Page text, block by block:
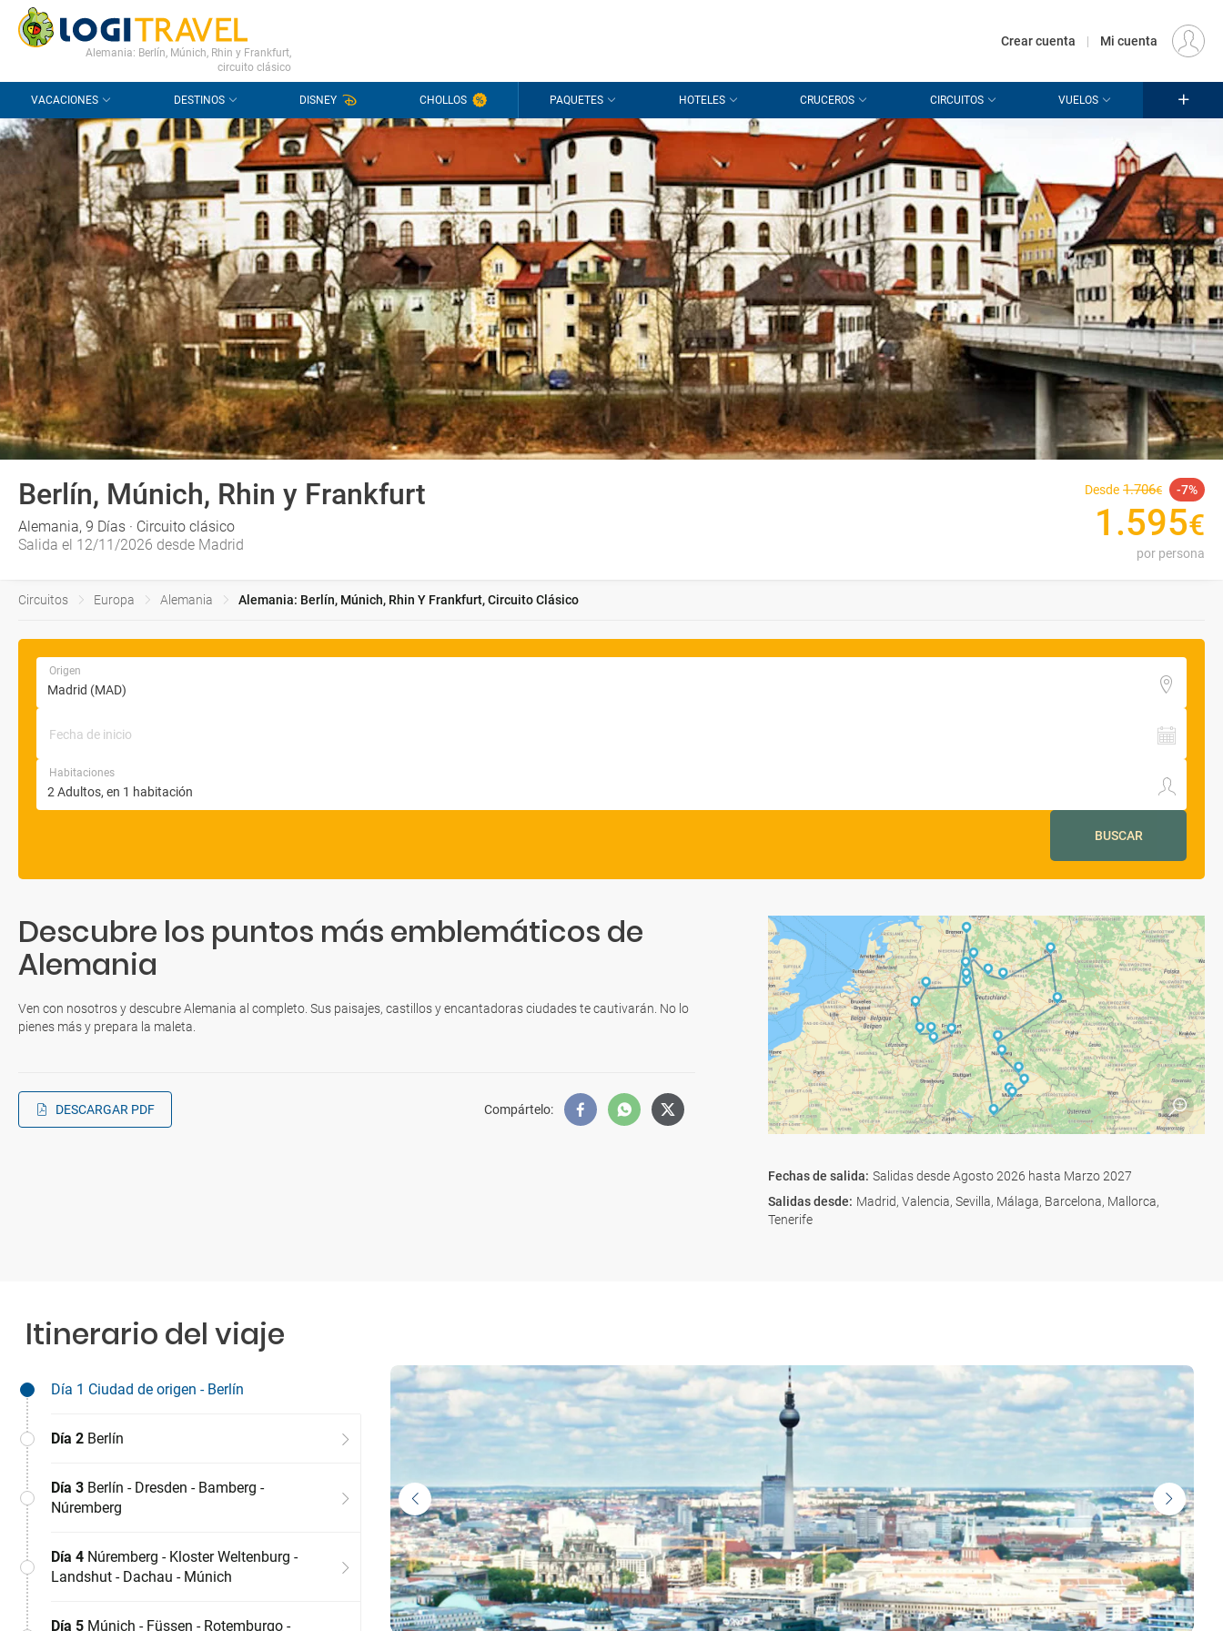
CONTACTO PREGUNTAS FRECUENTES
Alemania: Berlín, Múnich, Rhin y Frankfurt,
circuito clásico
Crear cuenta | Mi cuenta
VACACIONES DESTINOS DISNEY CHOLLOS PAQUETES HOTELES CRUCEROS CIRCUITOS VUELOS
Berlín, Múnich, Rhin y Frankfurt
Alemania, 9 Días · Circuito clásico
Salida el 12/11/2026 desde Madrid
Desde 1.706€ 7
1 .595€
por persona
Circuitos Europa Alemania Alemania: Berlín, Múnich, Rhin Y Frankfurt, Circuito Clásico
Origen
Fecha de inicio
Habitaciones
BUSCAR
Descubre los puntos más emblemáticos de
Alemania
Ven con nosotros y descubre Alemania al completo. Sus paisajes, castillos y encantadoras ciudades te cautivarán. No lo
pienes más y prepara la maleta.
DESCARGAR PDF Compártelo:
Fechas de salida: Salidas desde Agosto 2026 hasta Marzo 2027
Salidas desde: Madrid, Valencia, Sevilla, Málaga, Barcelona, Mallorca,
Tenerife
Itinerario del viaje
Día 1 Ciudad de origen - Berlín
Día 2 Berlín
Día 3 Berlín - Dresden - Bamberg -
Núremberg
Día 4 Núremberg - Kloster Weltenburg -
Landshut - Dachau - Múnich
Día 5 Múnich - Füssen - Rotemburgo -